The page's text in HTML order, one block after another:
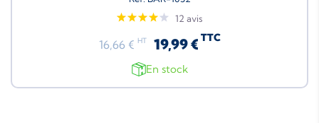
12 avis
16,66 € HT 19,99 € TTC
En stock